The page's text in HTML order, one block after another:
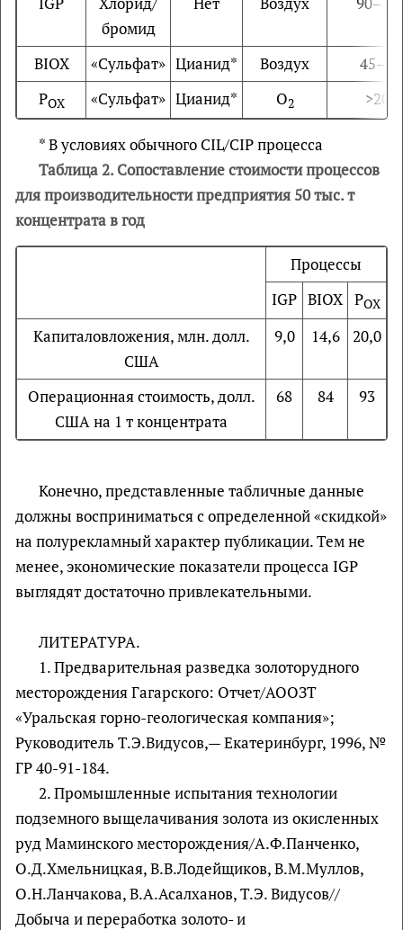
бромид
BIOX «Сульфат» Цианид* Воздух
45–75
POX «Сульфат» Цианид* O2 >200
* В условиях обычного CIL/CIP процесса
Таблица 2. Сопоставление стоимости процессов
для производительности предприятия 50 тыс. т
концентрата в год
Процессы
IGP BIOX POX
Капиталовложения, млн. долл.
США
9,0 14,6 20,0
Операционная стоимость, долл.
США на 1 т концентрата
68 84 93
Конечно, представленные табличные данные
должны восприниматься с определенной «скидкой»
на полурекламный характер публикации. Тем не
менее, экономические показатели процесса IGP
выглядят достаточно привлекательными.
ЛИТЕРАТУРА.
1. Предварительная разведка золоторудного
месторождения Гагарского: Отчет/АООЗТ
«Уральская горно-геологическая компания»;
Руководитель Т.Э.Видусов,— Екатеринбург, 1996, №
ГР 40-91-184.
2. Промышленные испытания технологии
подземного выщелачивания золота из окисленных
руд Маминского месторождения/А.Ф.Панченко,
О.Д.Хмельницкая, В.В.Лодейщиков, В.М.Myллов,
О.Н.Ланчакова, В.А.Асалханов, Т.Э. Видусов//
Добыча и пере­работка золото- и